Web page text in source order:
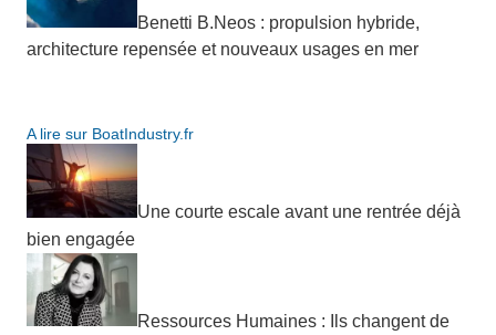
Benetti B.Neos : propulsion hybride,
architecture repensée et nouveaux usages en mer
A lire sur BoatIndustry.fr
Une courte escale avant une rentrée déjà
bien engagée
Ressources Humaines : Ils changent de